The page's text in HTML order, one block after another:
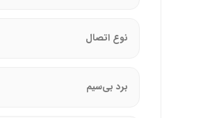
بدنه پلاستیک مقاوم
نوع اتصال
برد بی‌سیم